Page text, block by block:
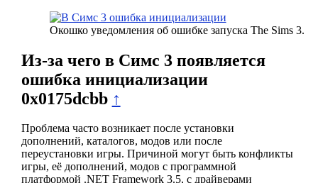
Окошко уведомления об ошибке запуска The Sims 3.
Из-за чего в Симс 3 появляется
ошибка инициализации
0х0175dcbb ↑
Проблема часто возникает после установки
дополнений, каталогов, модов или после
переустановки игры. Причиной могут быть конфликты
игры, её дополнений, модов с программной
платформой .NET Framework 3.5, с драйверами